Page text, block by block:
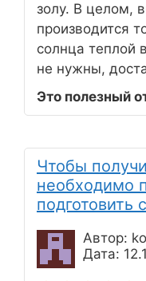
золу. В целом,
производится
солнца теплой
не нужны,
Это полезный
Чтобы
необходимо
подготовить
Автор:
Дата: